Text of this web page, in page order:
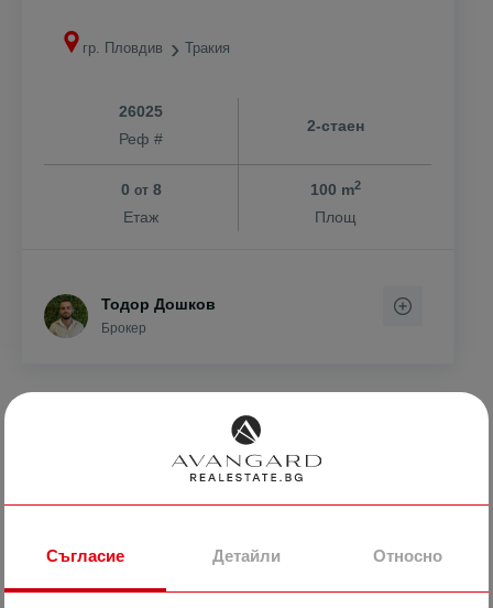
гр. Пловдив Тракия
26025
Реф #
2-стаен
0 от8
Етаж
100 m2
Площ
Тодор Дошков
Брокер
Съгласие Детайли Относно